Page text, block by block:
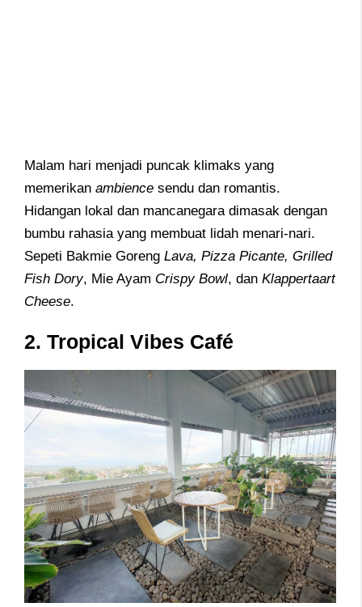
Malam hari menjadi puncak klimaks yang
memerikan ambience sendu dan romantis.
Hidangan lokal dan mancanegara dimasak dengan
bumbu rahasia yang membuat lidah menari-nari.
Sepeti Bakmie Goreng Lava, Pizza Picante, Grilled
Fish Dory, Mie Ayam Crispy Bowl, dan Klappertaart
Cheese.
2. Tropical Vibes Café